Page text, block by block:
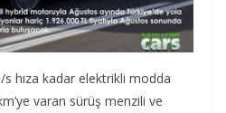
hıza kadar elektrikli modda
varan sürüş menzili ve